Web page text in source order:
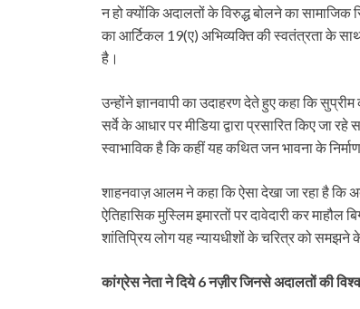
न हो क्योंकि अदालतों के विरुद्ध बोलने का
का आर्टिकल 19(ए) अभिव्यक्ति की स्वतंत्रता के
है।
उन्होंने ज्ञानवापी का उदाहरण देते हुए कहा कि
सर्वे के आधार पर मीडिया द्वारा प्रसारित किए जा
स्वाभाविक है कि कहीं यह कथित जन भावना के
शाहनवाज़ आलम ने कहा कि ऐसा देखा जा रहा है कि
ऐतिहासिक मुस्लिम इमारतों पर दावेदारी कर
शांतिप्रिय लोग यह न्यायधीशों के चरित्र को समझने
कांग्रेस नेता ने दिये 6 नज़ीर जिनसे अदालतों की